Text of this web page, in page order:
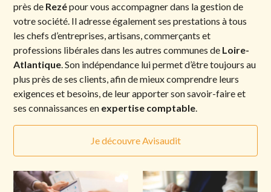
près de Rezépour vous accompagner dans la gestion de
votre société. Il adresse également ses prestations à tous
les chefs d’entreprises, artisans, commerçants et
professions libérales dans les autres communes de Loire-
Atlantique. Son indépendance lui permet d’être toujours au
plus près de ses clients, afin de mieux comprendre leurs
exigences et besoins, de leur apporter son savoir-faire et
ses connaissances en expertise comptable.
Je découvre Avisaudit